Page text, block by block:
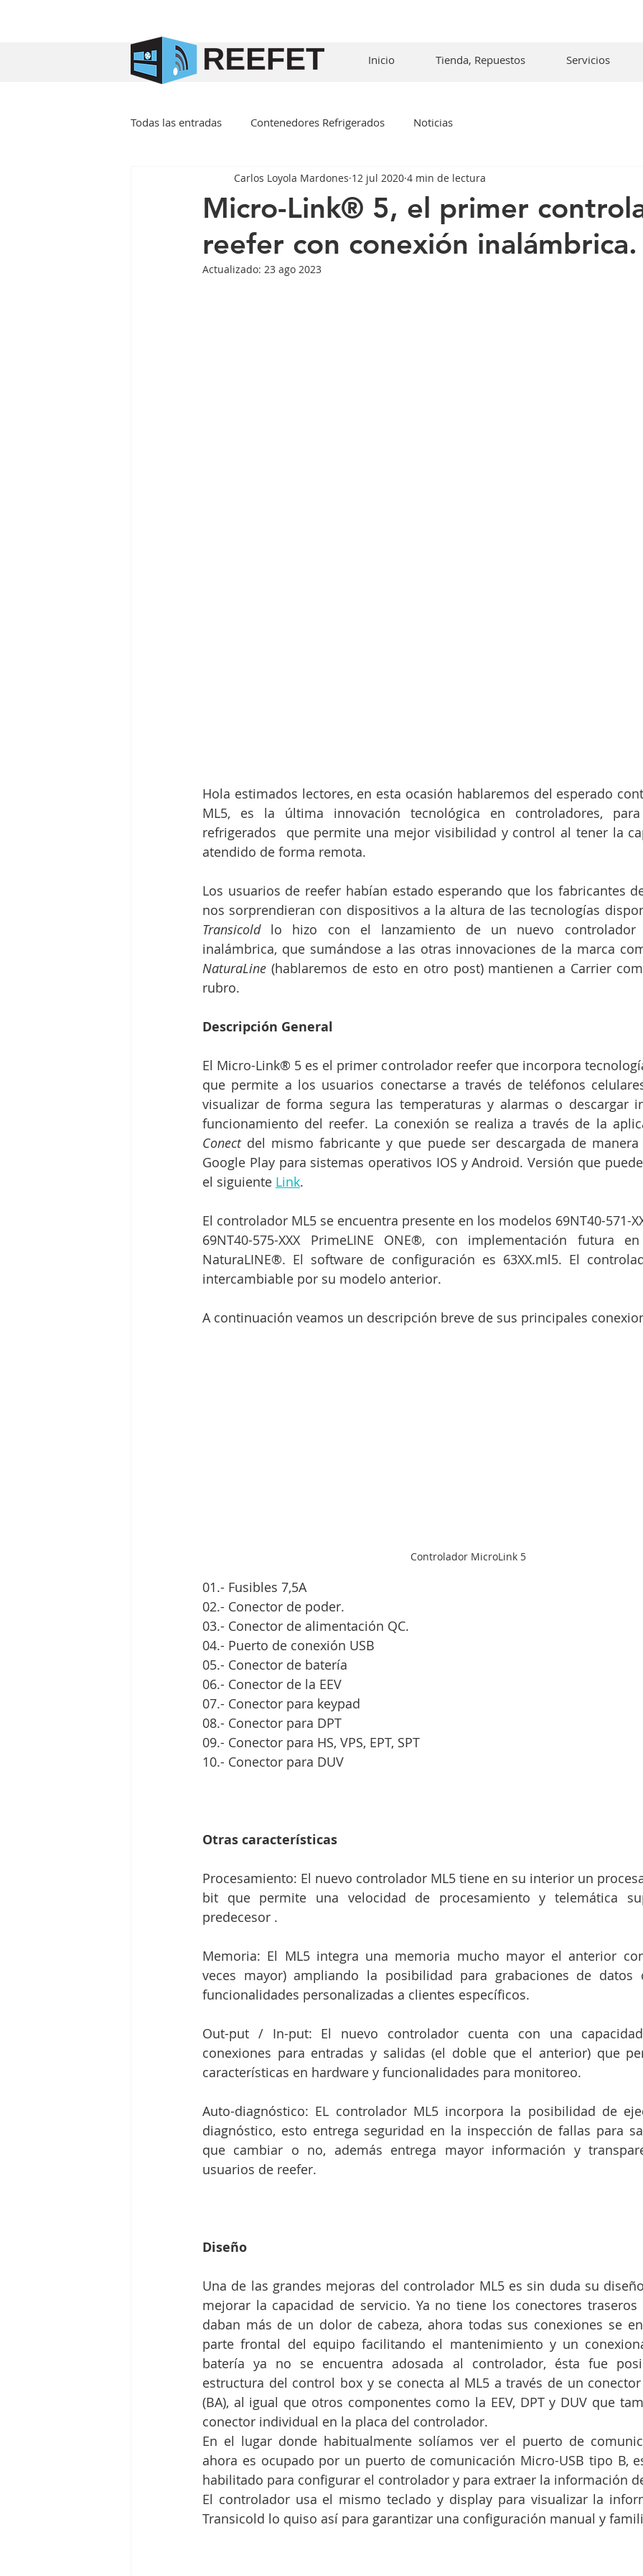
Inicio Tienda, Repuestos Servicios
Todas las entradas Contenedores Refrigerados Noticias
Micro-Link® 5, el primer
reefer con conexión inalámbrica.
Carlos Loyola Mardones 12 jul 2020 4 min de lectura
Actualizado: 23 ago 2023
Hola estimados lectores, en esta ocasión hablaremos del esperado
ML5, es la última innovación tecnológica en controladores, para
refrigerados  que permite una mejor visibilidad y control al tener la
atendido de forma remota.
Los usuarios de reefer habían estado esperando que los fabricantes
nos sorprendieran con dispositivos a la altura de las tecnologías
Transicold lo hizo con el lanzamiento de un nuevo controlador
inalámbrica, que sumándose a las otras innovaciones de la marca
NaturaLine (hablaremos de esto en otro post) mantienen a Carrier
rubro.
Descripción General
El Micro-Link® 5 es el primer controlador reefer que incorpora
que permite a los usuarios conectarse a través de teléfonos
visualizar de forma segura las temperaturas y alarmas o descargar
funcionamiento del reefer. La conexión se realiza a través de la
Conect del mismo fabricante y que puede ser descargada de manera
Google Play para sistemas operativos IOS y Android. Versión que
el siguiente Link.
El controlador ML5 se encuentra presente en los modelos 69NT40-571-
69NT40-575-XXX PrimeLINE ONE®, con implementación futura
NaturaLINE®. El software de configuración es 63XX.ml5. El
intercambiable por su modelo anterior.
A continuación veamos un descripción breve de sus principales
Controlador MicroLink 5
01.- Fusibles 7,5A
02.- Conector de poder.
03.- Conector de alimentación QC.
04.- Puerto de conexión USB
05.- Conector de batería
06.- Conector de la EEV
07.- Conector para keypad
08.- Conector para DPT
09.- Conector para HS, VPS, EPT, SPT
10.- Conector para DUV
Otras características
Procesamiento: El nuevo controlador ML5 tiene en su interior un
bit que permite una velocidad de procesamiento y telemática
predecesor .
Memoria: El ML5 integra una memoria mucho mayor el anterior
veces mayor) ampliando la posibilidad para grabaciones de datos
funcionalidades personalizadas a clientes específicos.
Out-put / In-put: El nuevo controlador cuenta con una
conexiones para entradas y salidas (el doble que el anterior) que
características en hardware y funcionalidades para monitoreo.
Auto-diagnóstico: EL controlador ML5 incorpora la posibilidad de
diagnóstico, esto entrega seguridad en la inspección de fallas para
que cambiar o no, además entrega mayor información y
usuarios de reefer.
Diseño
Una de las grandes mejoras del controlador ML5 es sin duda su
mejorar la capacidad de servicio. Ya no tiene los conectores traseros
daban más de un dolor de cabeza, ahora todas sus conexiones se
parte frontal del equipo facilitando el mantenimiento y un
batería ya no se encuentra adosada al controlador, ésta fue
estructura del control box y se conecta al ML5 a través de un
(BA), al igual que otros componentes como la EEV, DPT y DUV que
conector individual en la placa del controlador.
En el lugar donde habitualmente solíamos ver el puerto de
ahora es ocupado por un puerto de comunicación Micro-USB tipo B,
habilitado para configurar el controlador y para extraer la información
El controlador usa el mismo teclado y display para visualizar la
Transicold lo quiso así para garantizar una configuración manual y